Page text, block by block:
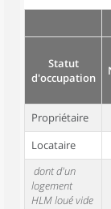
Statut
d'occupation
Propriétaire
Locataire
dont d'un
logement
HLM loué vide